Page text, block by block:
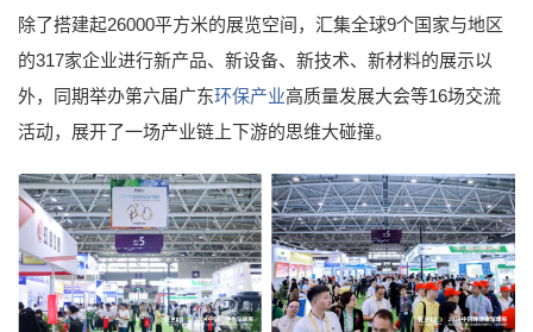
除了搭建起26000平方米的展览空间，汇集全球9个国家与地区
的317家企业进行新产品、新设备、新技术、新材料的展示以
外，同期举办第六届广东环保产业高质量发展大会等16场交流
活动，展开了一场产业链上下游的思维大碰撞。